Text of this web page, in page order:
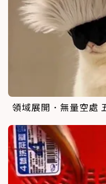
領域展開．無量空處